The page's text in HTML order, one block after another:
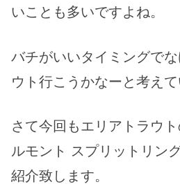
いことも多いですよね。
バチがいいタイミングで
ウト行こうかなーと考えて
さて今回もエリアトラウ
ルモント スプリットリン
紹介致します。